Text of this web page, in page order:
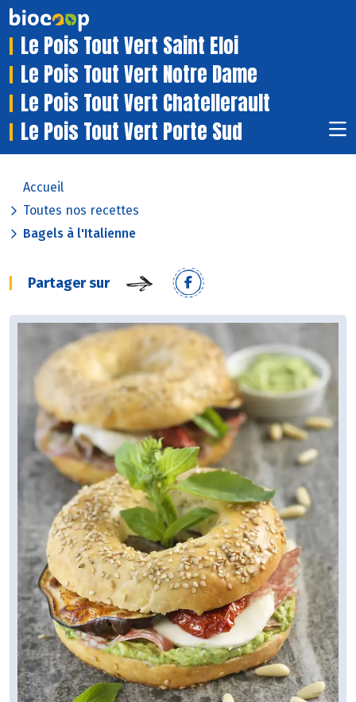
Le Pois Tout Vert Saint Eloi
Le Pois Tout Vert Notre Dame
Le Pois Tout Vert Chatellerault
Le Pois Tout Vert Porte Sud
Accueil
Toutes nos recettes
Bagels à l'Italienne
Partager sur